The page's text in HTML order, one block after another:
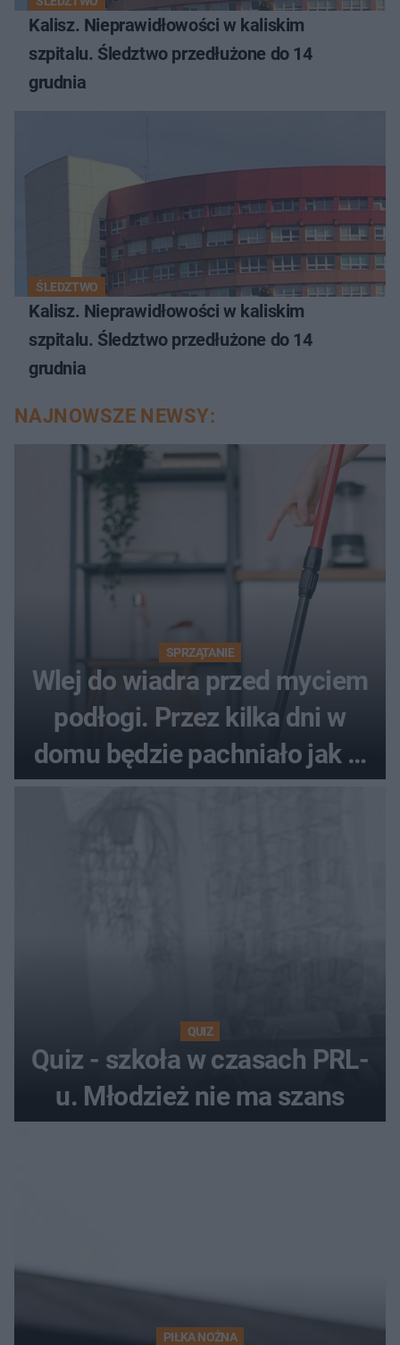
Kalisz. Nieprawidłowości w kaliskim
szpitalu. Śledztwo przedłużone do 14
grudnia
ŚLEDZTWO
Kalisz. Nieprawidłowości w kaliskim
szpitalu. Śledztwo przedłużone do 14
grudnia
NAJNOWSZE NEWSY:
SPRZĄTANIE
Wlej do wiadra przed myciem
podłogi. Przez kilka dni w
domu będzie pachniało jak w
hotelu
QUIZ
Quiz - szkoła w czasach PRL-
u. Młodzież nie ma szans
PIŁKA NOŻNA